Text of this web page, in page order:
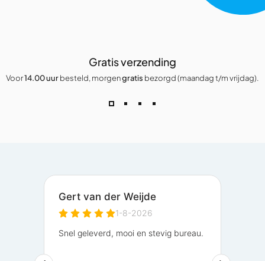
Gratis verzending
Voor14.00 uurbesteld, morgengratis bezorgd (maandag t/m vrijdag).